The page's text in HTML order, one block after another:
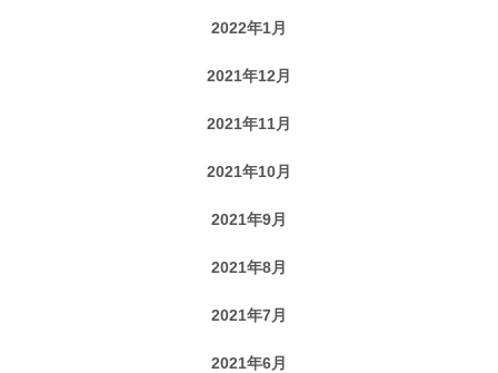
2022年1月
2021年12月
2021年11月
2021年10月
2021年9月
2021年8月
2021年7月
2021年6月